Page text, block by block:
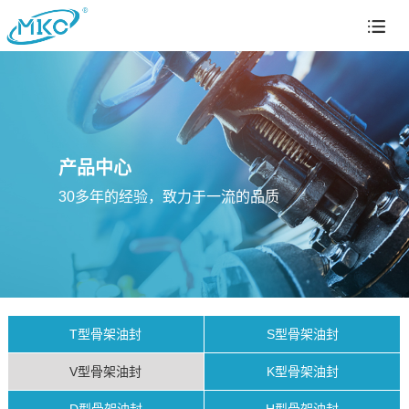
产品中心
30多年的经验，致力于一流的品质
T型骨架油封 S型骨架油封
V型骨架油封 K型骨架油封